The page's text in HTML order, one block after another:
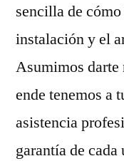
sencilla de
instalación y el
Asumimos darte
ende tenemos a
asistencia
garantía de